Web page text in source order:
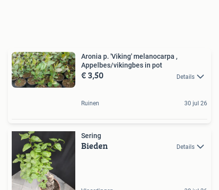
Aronia p. 'Viking' melanocarpa ,
Appelbes/vikingbes in pot
€ 3,50 Details
Ruinen 30 jul 26
Sering
Bieden Details